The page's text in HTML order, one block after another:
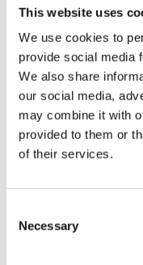
This website uses
We use cookies to
provide social media
We also share
our social media,
may combine it with
provided to them or
of their services.
Selection
Necessary
Moderne
Jeddah
in aanbouw is, zal
wereld zijn. Het